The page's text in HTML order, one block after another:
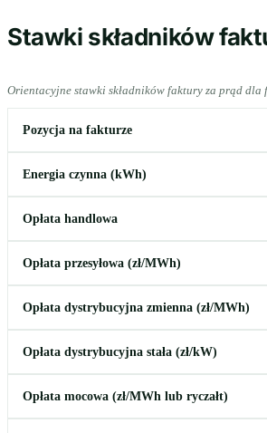
Stawki składników
Orientacyjne stawki składników faktury za prąd dla
Pozycja na fakturze
Energia czynna (kWh)
Opłata handlowa
Opłata przesyłowa (zł/MWh)
Opłata dystrybucyjna zmienna (zł/MWh)
Opłata dystrybucyjna stała (zł/kW)
Opłata mocowa (zł/MWh lub ryczałt)